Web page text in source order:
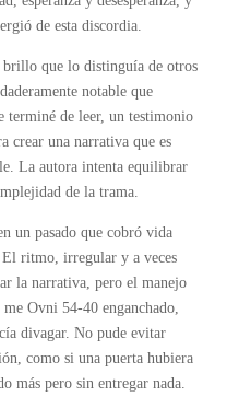
de esta discordia.
que lo distinguía de otros
notable que
terminé de leer, un testimonio
crear una narrativa que es
La autora intenta equilibrar
de la trama.
un pasado que cobró vida
El ritmo, irregular y a veces
la narrativa, pero el manejo
Ovni 54-40 enganchado,
divagar. No pude evitar
como si una puerta hubiera
más pero sin entregar nada.